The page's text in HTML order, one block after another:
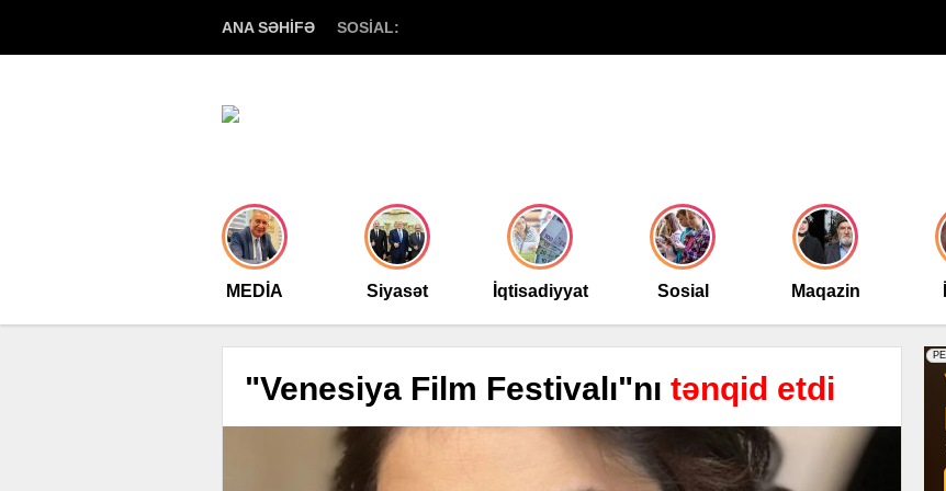
ANA SƏHİFƏ SOSİAL:
MEDİA Siyasət İqtisadiyyat Sosial Maqazin
"Venesiya Film Festivalı"nı tənqid etdi